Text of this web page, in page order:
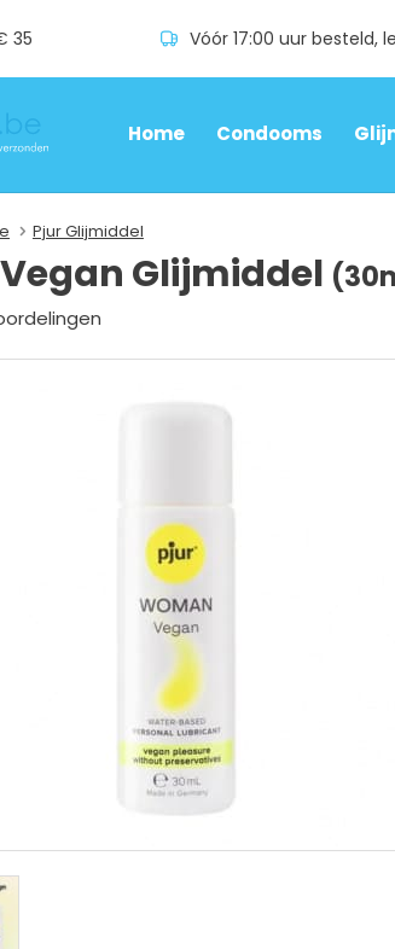
35
Home Condooms
Pjur Glijmiddel
Glijmiddel